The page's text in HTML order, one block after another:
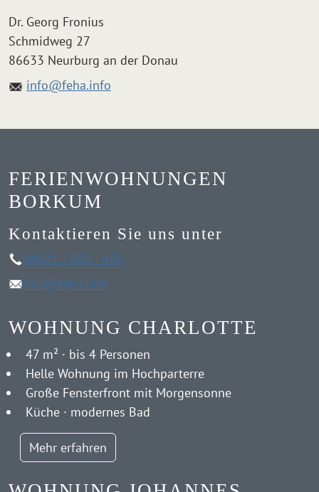
Dr. Georg Fronius
Schmidweg 27
86633 Neurburg an der Donau
info@feha.info
FERIENWOHNUNGEN
BORKUM
Kontaktieren Sie uns unter
04921 / 680 - 480
info@feha.info
WOHNUNG CHARLOTTE
47 m² · bis 4 Personen
Helle Wohnung im Hochparterre
Große Fensterfront mit Morgensonne
Küche · modernes Bad
Mehr erfahren